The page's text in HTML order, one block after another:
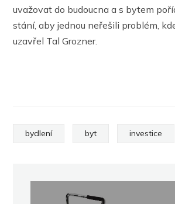
uvažovat do budoucna a s bytem
stání, aby jednou neřešili problém,
uzavřel Tal Grozner.
bydlení byt investice